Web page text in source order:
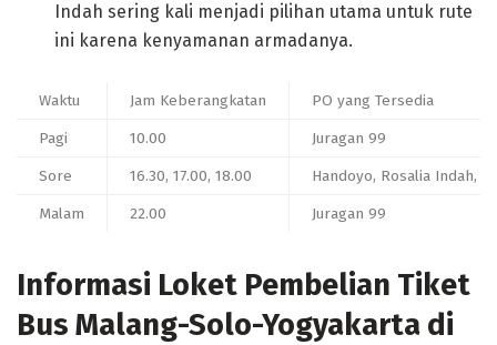
Indah sering kali menjadi pilihan utama untuk rute
ini karena kenyamanan armadanya.
Waktu Jam Keberangkatan
PO yang Tersedia
Pagi
10.00
Juragan 99
Sore
16.30, 17.00, 18.00
Handoyo, Rosalia Indah,
Malam
22.00 Juragan 99
Informasi Loket Pembelian Tiket
Bus Malang-Solo-Yogyakarta di